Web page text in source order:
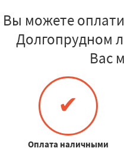
Вы можете
Долгопрудном
Вас
✔
Оплата наличными